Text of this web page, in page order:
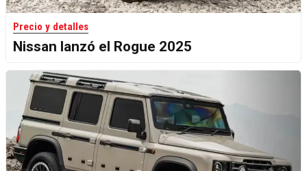
Precio y detalles
Nissan lanzó el Rogue 2025